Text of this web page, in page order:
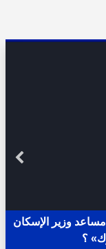
وزير الإسكان
؟